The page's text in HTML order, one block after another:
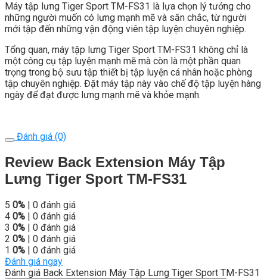
Máy tập lưng Tiger Sport TM-FS31 là lựa chọn lý tưởng cho
những người muốn có lưng mạnh mẽ và săn chắc, từ người
mới tập đến những vận động viên tập luyện chuyên nghiệp.
Tổng quan, máy tập lưng Tiger Sport TM-FS31 không chỉ là
một công cụ tập luyện mạnh mẽ mà còn là một phần quan
trọng trong bộ sưu tập thiết bị tập luyện cá nhân hoặc phòng
tập chuyên nghiệp. Đặt máy tập này vào chế độ tập luyện hàng
ngày để đạt được lưng mạnh mẽ và khỏe mạnh.
Đánh giá (0)
Review Back Extension Máy Tập
Lưng Tiger Sport TM-FS31
5 0% | 0 đánh giá
4 0% | 0 đánh giá
3 0% | 0 đánh giá
2 0% | 0 đánh giá
1 0% | 0 đánh giá
Đánh giá ngay
Đánh giá Back Extension Máy Tập Lưng Tiger Sport TM-FS31